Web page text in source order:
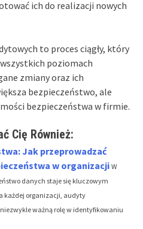
ich do realizacji nowych
to proces ciągły, który
poziomach
zmiany oraz ich
bezpieczeństwo, ale
bezpieczeństwa w firmie.
Cię Również:
Jak przeprowadzać
w organizacji W
danych staje się kluczowym
każdej organizacji, audyty
ważną rolę w identyfikowaniu